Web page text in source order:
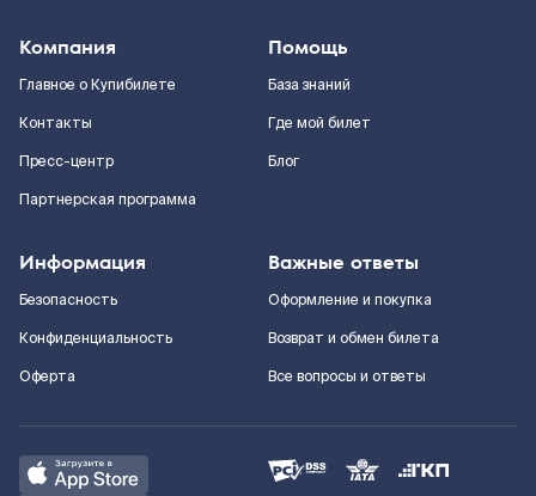
Компания
Главное о Купибилете
Контакты
Пресс-центр
Партнерская программа
Помощь
База знаний
Где мой билет
Блог
Информация
Безопасность
Конфиденциальность
Оферта
Важные ответы
Оформление и покупка
Возврат и обмен билета
Все вопросы и ответы